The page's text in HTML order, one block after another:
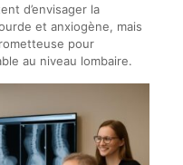
d’envisager la
et anxiogène, mais
pour
au niveau lombaire.